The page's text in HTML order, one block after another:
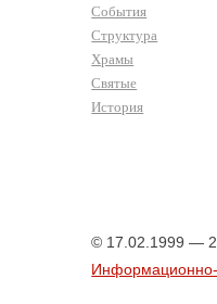
События
Структура
Храмы
Святые
История
© 17.02.1999 —
Информационно-